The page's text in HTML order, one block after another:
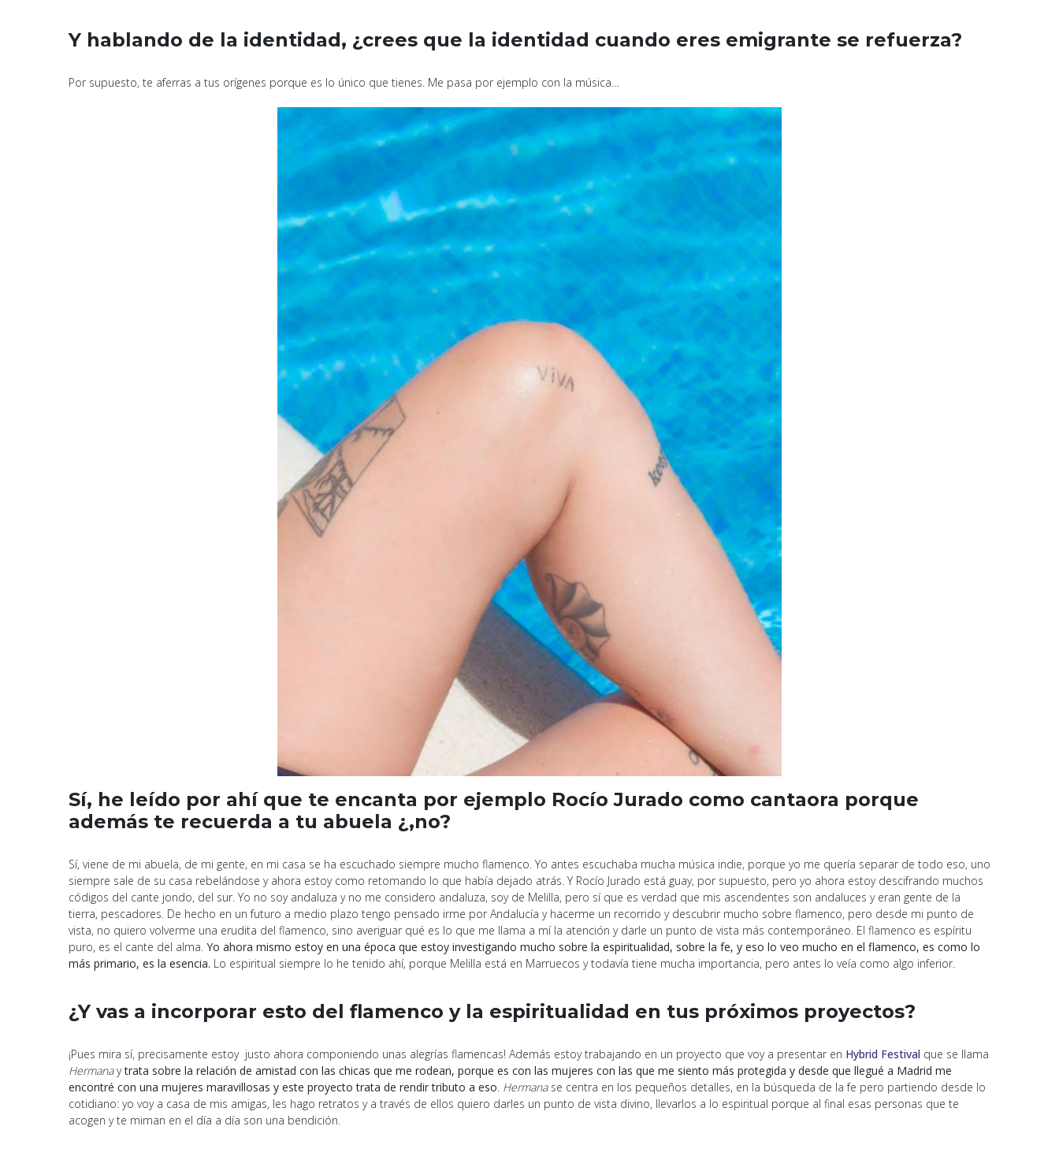
Y hablando de la identidad, ¿crees que la identidad cuando eres emigrante se refuerza?
Por supuesto, te aferras a tus orígenes porque es lo único que tienes. Me pasa por ejemplo con la música…
Sí, he leído por ahí que te encanta por ejemplo Rocío Jurado como cantaora porque
además te recuerda a tu abuela ¿,no?
Sí, viene de mi abuela, de mi gente, en mi casa se ha escuchado siempre mucho flamenco. Yo antes escuchaba mucha música indie, porque yo me quería separar de todo eso, uno
siempre sale de su casa rebelándose y ahora estoy como retomando lo que había dejado atrás. Y Rocío Jurado está guay, por supuesto, pero yo ahora estoy descifrando muchos
códigos del cante jondo, del sur. Yo no soy andaluza y no me considero andaluza, soy de Melilla, pero sí que es verdad que mis ascendentes son andaluces y eran gente de la
tierra, pescadores. De hecho en un futuro a medio plazo tengo pensado irme por Andalucía y hacerme un recorrido y descubrir mucho sobre flamenco, pero desde mi punto de
vista, no quiero volverme una erudita del flamenco, sino averiguar qué es lo que me llama a mí la atención y darle un punto de vista más contemporáneo. El flamenco es espíritu
puro, es el cante del alma. Yo ahora mismo estoy en una época que estoy investigando mucho sobre la espiritualidad, sobre la fe, y eso lo veo mucho en el flamenco, es como lo
más primario, es la esencia. Lo espiritual siempre lo he tenido ahí, porque Melilla está en Marruecos y todavía tiene mucha importancia, pero antes lo veía como algo inferior.
¿Y vas a incorporar esto del flamenco y la espiritualidad en tus próximos proyectos?
¡Pues mira sí, precisamente estoy justo ahora componiendo unas alegrías flamencas! Además estoy trabajando en un proyecto que voy a presentar en Hybrid Festival que se llama
Hermanaytrata sobre la relación de amistad con las chicas que me rodean, porque es con las mujeres con las que me siento más protegida y desde que llegué a Madrid me
encontré con una mujeres maravillosas y este proyecto trata de rendir tributo a eso. Hermanase centra en los pequeños detalles, en la búsqueda de la fe pero partiendo desde lo
cotidiano: yo voy a casa de mis amigas, les hago retratos y a través de ellos quiero darles un punto de vista divino, llevarlos a lo espiritual porque al final esas personas que te
acogen y te miman en el día a día son una bendición.